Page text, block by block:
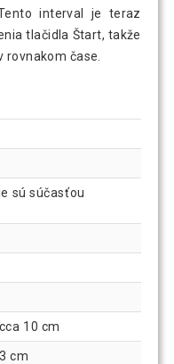
interval je teraz
tlačidla Štart, takže
rovnakom čase.
sú súčasťou
10 cm
cm